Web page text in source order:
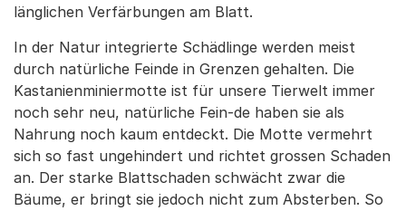
länglichen Verfärbungen am Blatt.
In der Natur integrierte Schädlinge werden meist
durch natürliche Feinde in Grenzen gehalten. Die
Kastanienminiermotte ist für unsere Tierwelt immer
noch sehr neu, natürliche Fein-de haben sie als
Nahrung noch kaum entdeckt. Die Motte vermehrt
sich so fast ungehindert und richtet grossen Schaden
an. Der starke Blattschaden schwächt zwar die
Bäume, er bringt sie jedoch nicht zum Absterben. So